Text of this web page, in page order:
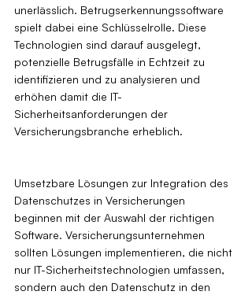
unerlässlich. Betrugserkennungssoftware
spielt dabei eine Schlüsselrolle. Diese
Technologien sind darauf ausgelegt,
potenzielle Betrugsfälle in Echtzeit zu
identifizieren und zu analysieren und
erhöhen damit die IT-
Sicherheitsanforderungen der
Versicherungsbranche erheblich.
Umsetzbare Lösungen zur Integration des
Datenschutzes in Versicherungen
beginnen mit der Auswahl der richtigen
Software. Versicherungsunternehmen
sollten Lösungen implementieren, die nicht
nur IT-Sicherheitstechnologien umfassen,
sondern auch den Datenschutz in den